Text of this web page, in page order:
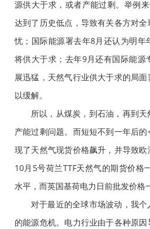
源供大于求，或者产能过剩。举例
达到了历史低点，导致有关各方对
忧；国际能源署去年8月还认为明年
将供大于求；去年9月还有国际能源
展迅猛，天然气行业供大于求的局
以缓解。
所以，从煤炭，到石油，再到
产能过剩问题。而短短不到一年后
现了天然气现货价格飙升，并导致欧
10月5号荷兰TTF天然气的期货价格
水平，而英国基荷电力日前批发价格
对于最近的全球市场波动，我
的能源危机。电力行业由于各种原